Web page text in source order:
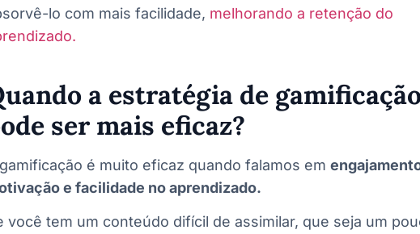
lo com mais facilidade, melhorando a retenção do
a estratégia de
ser mais eficaz?
é muito eficaz quando falamos em
e facilidade no aprendizado.
você tem um conteúdo difícil de assimilar, que seja um